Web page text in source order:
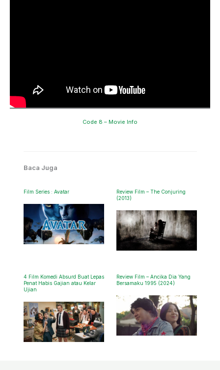
Code 8 – Movie Info
Baca Juga
Film Series : Avatar
Review Film – The Conjuring
(2013)
4 Film Komedi Absurd Buat Lepas
Penat Habis Gajian atau Kelar
Ujian
Review Film – Ancika Dia Yang
Bersamaku 1995 (2024)